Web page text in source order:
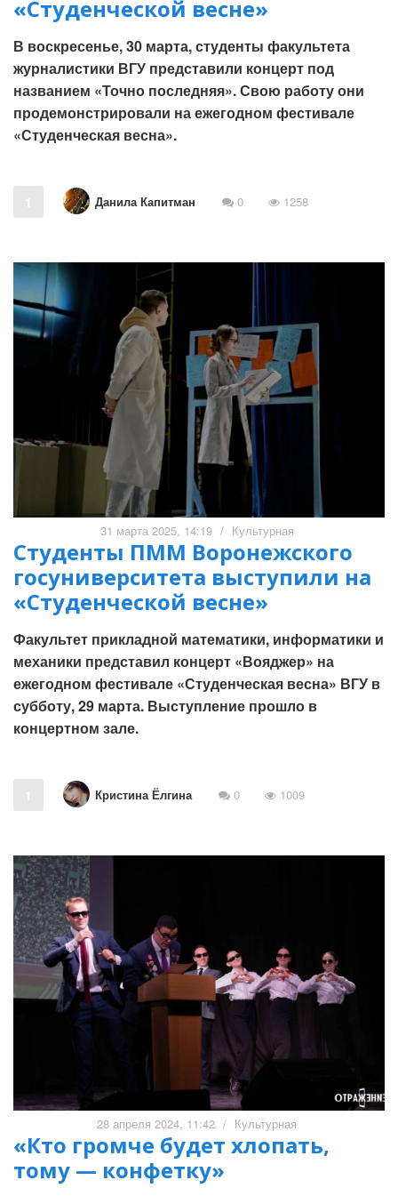
«Студенческой весне»
В воскресенье, 30 марта, студенты факультета
журналистики ВГУ представили концерт под
названием «Точно последняя». Свою работу они
продемонстрировали на ежегодном фестивале
«Студенческая весна».
1 Данила Капитман 0 1258
31 марта 2025, 14:19 / Культурная
Студенты ПММ Воронежского
госуниверситета выступили на
«Студенческой весне»
Факультет прикладной математики, информатики и
механики представил концерт «Вояджер» на
ежегодном фестивале «Студенческая весна» ВГУ в
субботу, 29 марта. Выступление прошло в
концертном зале.
1 Кристина Ёлгина 0 1009
28 апреля 2024, 11:42 / Культурная
«Кто громче будет хлопать,
тому — конфетку»